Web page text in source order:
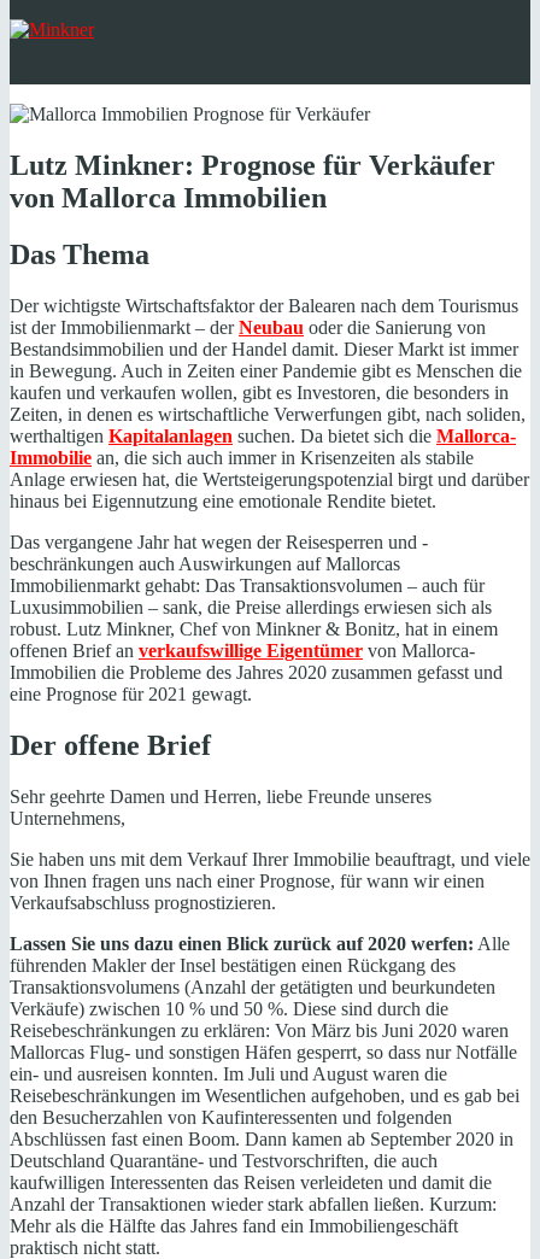
Lutz Minkner: Prognose für Verkäufer
von Mallorca Immobilien
Das Thema
Der wichtigste Wirtschaftsfaktor der Balearen nach dem Tourismus
ist der Immobilienmarkt – derNeubau oder die Sanierung von
Bestandsimmobilien und der Handel damit. Dieser Markt ist immer
in Bewegung. Auch in Zeiten einer Pandemie gibt es Menschen die
kaufen und verkaufen wollen, gibt es Investoren, die besonders in
Zeiten, in denen es wirtschaftliche Verwerfungen gibt, nach soliden,
werthaltigen Kapitalanlagen suchen. Da bietet sich die Mallorca-
Immobilie an, die sich auch immer in Krisenzeiten als stabile
Anlage erwiesen hat, die Wertsteigerungspotenzial birgt und darüber
hinaus bei Eigennutzung eine emotionale Rendite bietet.
Das vergangene Jahr hat wegen der Reisesperren und -
beschränkungen auch Auswirkungen auf Mallorcas
Immobilienmarkt gehabt: Das Transaktionsvolumen – auch für
Luxusimmobilien – sank, die Preise allerdings erwiesen sich als
robust. Lutz Minkner, Chef von Minkner & Bonitz, hat in einem
offenen Brief an verkaufswillige Eigentümer von Mallorca-
Immobilien die Probleme des Jahres 2020 zusammen gefasst und
eine Prognose für 2021 gewagt.
Der offene Brief
Sehr geehrte Damen und Herren, liebe Freunde unseres
Unternehmens,
Sie haben uns mit dem Verkauf Ihrer Immobilie beauftragt, und viele
von Ihnen fragen uns nach einer Prognose, für wann wir einen
Verkaufsabschluss prognostizieren.
Lassen Sie uns dazu einen Blick zurück auf 2020 werfen: Alle
führenden Makler der Insel bestätigen einen Rückgang des
Transaktionsvolumens (Anzahl der getätigten und beurkundeten
Verkäufe) zwischen 10 % und 50 %. Diese sind durch die
Reisebeschränkungen zu erklären: Von März bis Juni 2020 waren
Mallorcas Flug- und sonstigen Häfen gesperrt, so dass nur Notfälle
ein- und ausreisen konnten. Im Juli und August waren die
Reisebeschränkungen im Wesentlichen aufgehoben, und es gab bei
den Besucherzahlen von Kaufinteressenten und folgenden
Abschlüssen fast einen Boom. Dann kamen ab September 2020 in
Deutschland Quarantäne- und Testvorschriften, die auch
kaufwilligen Interessenten das Reisen verleideten und damit die
Anzahl der Transaktionen wieder stark abfallen ließen. Kurzum:
Mehr als die Hälfte das Jahres fand ein Immobiliengeschäft
praktisch nicht statt.